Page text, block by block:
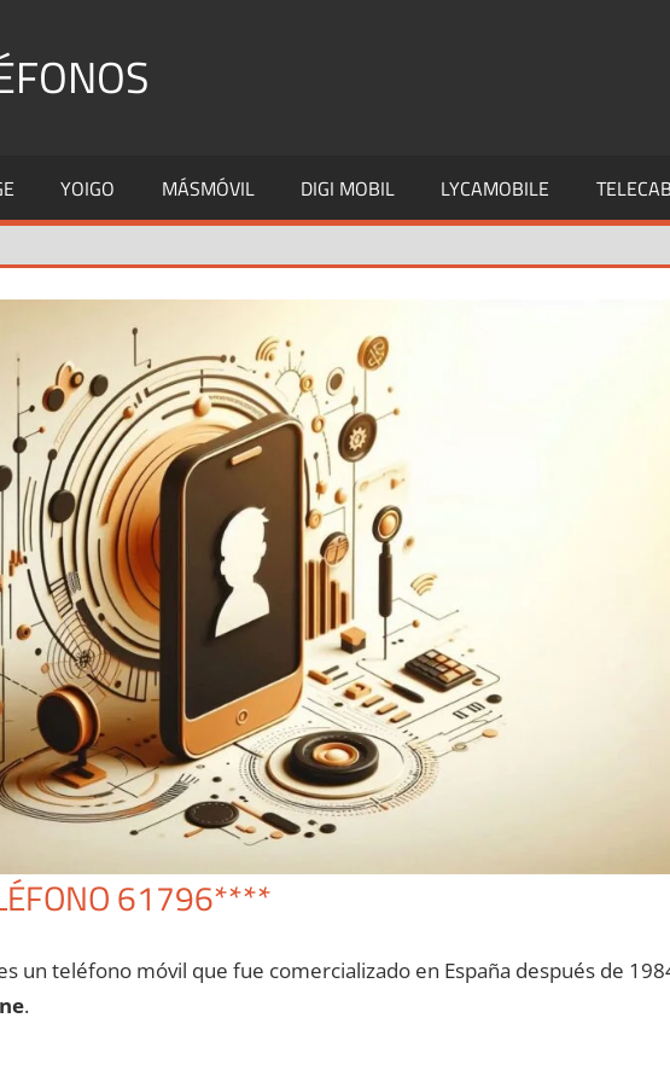
YOIGO MÁSMÓVIL DIGI MOBIL LYCAMOBILE
61796****
un teléfono móvil quе fue comercializado en España después dе
.